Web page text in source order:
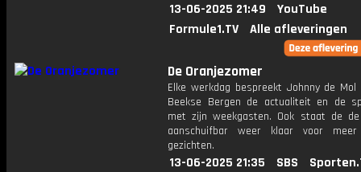
13-06-2025 21:49
YouTube
Formule1.TV
Alle afleveringen
De Oranjezomer
Elke werkdag bespreekt Johnny de
Beekse Bergen de actualiteit en de
met zijn weekgasten. Ook staat de de
aanschuifbar weer klaar voor meer
gezichten.
13-06-2025 21:35 SBS